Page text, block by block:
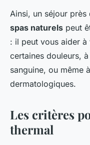
Ainsi, un séjour près
spas naturels peut
: il peut vous aider
certaines douleurs,
sanguine, ou même
dermatologiques.
Les critères
thermal